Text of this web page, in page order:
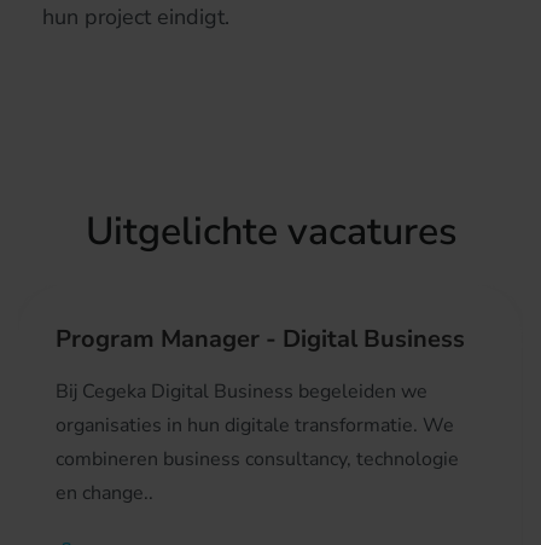
hun project eindigt.
Uitgelichte vacatures
Program Manager - Digital Business
Bij Cegeka Digital Business begeleiden we
organisaties in hun digitale transformatie. We
combineren business consultancy, technologie
en change..